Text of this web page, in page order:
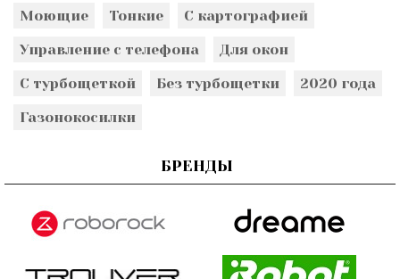
Моющие
Тонкие
С картографией
Управление с телефона
Для окон
С турбощеткой
Без турбощетки
2020 года
Газонокосилки
БРЕНДЫ